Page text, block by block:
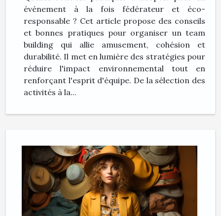
événement à la fois fédérateur et éco-
responsable ? Cet article propose des conseils
et bonnes pratiques pour organiser un team
building qui allie amusement, cohésion et
durabilité. Il met en lumière des stratégies pour
réduire l'impact environnemental tout en
renforçant l'esprit d'équipe. De la sélection des
activités à la...